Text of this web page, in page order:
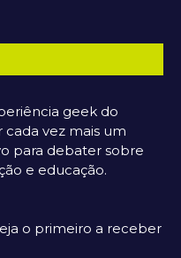
geek do
vez mais um
para debater sobre
e educação.
o primeiro a receber